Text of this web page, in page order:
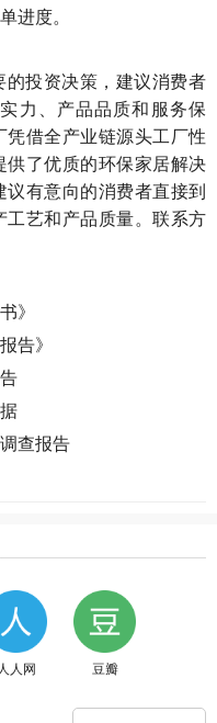
进度。
投资决策，建议消费者
力、产品品质和服务保
凭借全产业链源头工厂性
供了优质的环保家居解决
议有意向的消费者直接到
工艺和产品质量。联系方
》
告》
查报告
人人网 豆瓣